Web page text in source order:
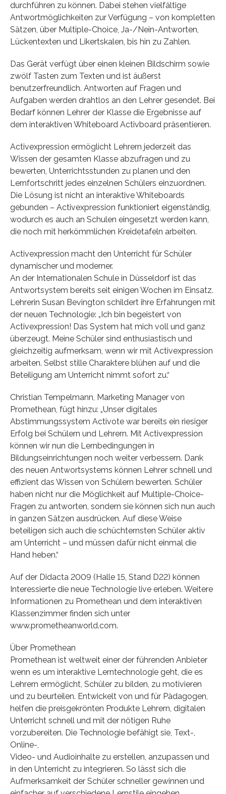
durchführen zu können. Dabei stehen vielfältige
Antwortmöglichkeiten zur Verfügung – von kompletten
Sätzen, über Multiple-Choice, Ja-/Nein-Antworten,
Lückentexten und Likertskalen, bis hin zu Zahlen.
Das Gerät verfügt über einen kleinen Bildschirm sowie
zwölf Tasten zum Texten und ist äußerst
benutzerfreundlich. Antworten auf Fragen und
Aufgaben werden drahtlos an den Lehrer gesendet. Bei
Bedarf können Lehrer der Klasse die Ergebnisse auf
dem interaktiven Whiteboard Activboard präsentieren.
Activexpression ermöglicht Lehrern jederzeit das
Wissen der gesamten Klasse abzufragen und zu
bewerten, Unterrichtsstunden zu planen und den
Lernfortschritt jedes einzelnen Schülers einzuordnen.
Die Lösung ist nicht an interaktive Whiteboards
gebunden – Activexpression funktioniert eigenständig,
wodurch es auch an Schulen eingesetzt werden kann,
die noch mit herkömmlichen Kreidetafeln arbeiten.
Activexpression macht den Unterricht für Schüler
dynamischer und moderner.
An der Internationalen Schule in Düsseldorf ist das
Antwortsystem bereits seit einigen Wochen im Einsatz.
Lehrerin Susan Bevington schildert ihre Erfahrungen mit
der neuen Technologie: „Ich bin begeistert von
Activexpression! Das System hat mich voll und ganz
überzeugt. Meine Schüler sind enthusiastisch und
gleichzeitig aufmerksam, wenn wir mit Activexpression
arbeiten. Selbst stille Charaktere blühen auf und die
Beteiligung am Unterricht nimmt sofort zu.“
Christian Tempelmann, Marketing Manager von
Promethean, fügt hinzu: „Unser digitales
Abstimmungssystem Activote war bereits ein riesiger
Erfolg bei Schülern und Lehrern. Mit Activexpression
können wir nun die Lernbedingungen in
Bildungseinrichtungen noch weiter verbessern. Dank
des neuen Antwortsystems können Lehrer schnell und
effizient das Wissen von Schülern bewerten. Schüler
haben nicht nur die Möglichkeit auf Multiple-Choice-
Fragen zu antworten, sondern sie können sich nun auch
in ganzen Sätzen ausdrücken. Auf diese Weise
beteiligen sich auch die schüchternsten Schüler aktiv
am Unterricht – und müssen dafür nicht einmal die
Hand heben.“
Auf der Didacta 2009 (Halle 15, Stand D22) können
Interessierte die neue Technologie live erleben. Weitere
Informationen zu Promethean und dem interaktiven
Klassenzimmer finden sich unter
www.prometheanworld.com.
Über Promethean
Promethean ist weltweit einer der führenden Anbieter
wenn es um interaktive Lerntechnologie geht, die es
Lehrern ermöglicht, Schüler zu bilden, zu motivieren
und zu beurteilen. Entwickelt von und für Pädagogen,
helfen die preisgekrönten Produkte Lehrern, digitalen
Unterricht schnell und mit der nötigen Ruhe
vorzubereiten. Die Technologie befähigt sie, Text-,
Online-,
Video- und Audioinhalte zu erstellen, anzupassen und
in den Unterricht zu integrieren. So lässt sich die
Aufmerksamkeit der Schüler schneller gewinnen und